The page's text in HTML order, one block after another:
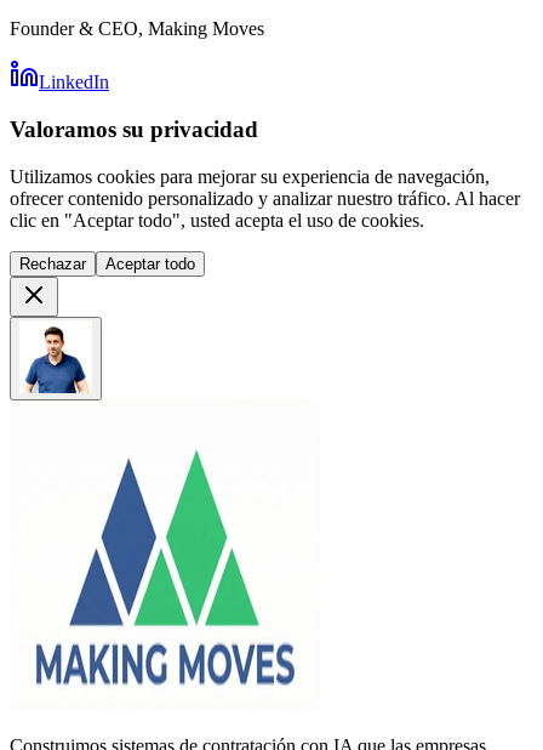
Founder & CEO, Making Moves
LinkedIn
Valoramos su privacidad
Utilizamos cookies para mejorar su experiencia de navegación,
ofrecer contenido personalizado y analizar nuestro tráfico. Al hacer
clic en "Aceptar todo", usted acepta el uso de cookies.
Rechazar Aceptar todo
Construimos sistemas de contratación con IA que las empresas